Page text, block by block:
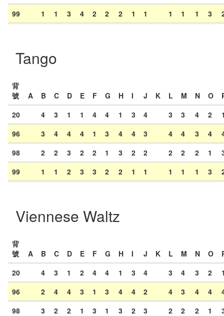
99
1 1 3 4 2 2 2 1 1 1 1 1 3
Tango
背
號
A B C D E F G H I J K L M N O
20
4 3 1 1 4 4 1 3 4 3 3 4 2
96
3 4 4 4 1 3 4 4 3 4 4 3 4
98
2 2 3 2 2 1 3 2 2 2 2 2 1
99
1 1 2 3 3 2 2 1 1 1 1 1 3
Viennese Waltz
背
號
A B C D E F G H I J K L M N O
20
4 3 1 2 4 4 1 3 4 3 4 3 2
96
2 4 4 3 1 3 4 4 2 4 3 4 4
98
3 2 2 1 3 1 3 2 3 2 2 2 1